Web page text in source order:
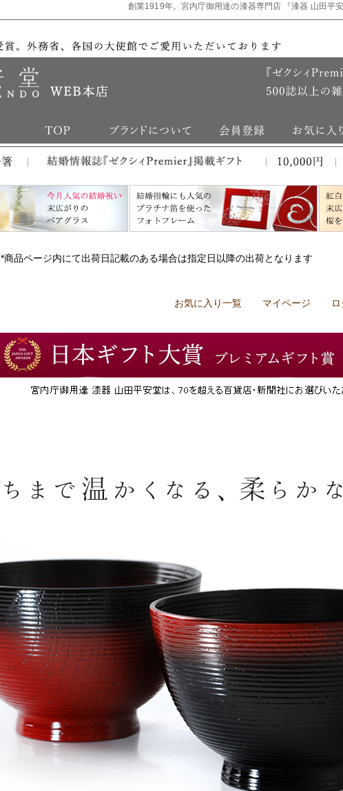
創業1919年。宮内庁御用達の漆器専門店 『漆器 山田平
*商品ページ内にて出荷日記載のある場合は指定日以降の出荷となります
お気に入り一覧 マイページ